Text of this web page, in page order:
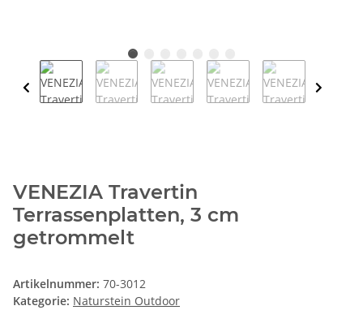
VENEZIA Travertin
Terrassenplatten, 3 cm
getrommelt
Artikelnummer: 70-3012
Kategorie: Naturstein Outdoor